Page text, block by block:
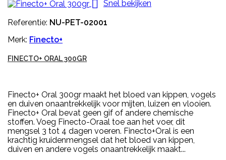

Snel bekijken
Referentie: NU-PET-02001
Merk: Finecto+
FINECTO+ ORAL 300GR
Finecto+ Oral 300gr maakt het bloed van kippen, vogels
en duiven onaantrekkelijk voor mijten, luizen en vlooien.
Finecto+ Oral bevat geen gif of andere chemische
stoffen. Voeg Finecto-Oraal toe aan het voer, dit
mengsel 3 tot 4 dagen voeren. Finecto+Oral is een
krachtig kruidenmengsel dat het bloed van kippen,
duiven en andere vogels onaantrekkelijk maakt...